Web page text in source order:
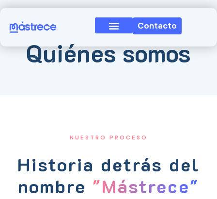
Contacto
Quiénes somos
NUESTRO PROCESO
Historia detrás del
nombre "Mástrece"